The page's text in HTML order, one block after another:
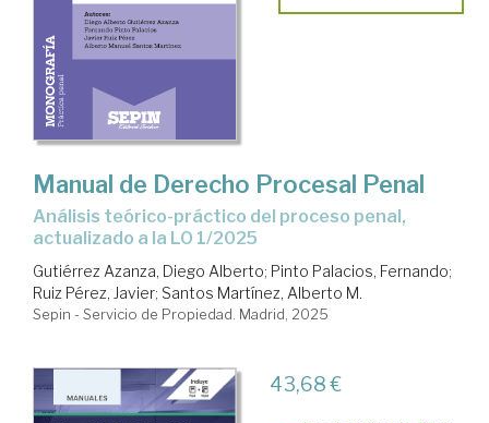
Manual de Derecho Procesal Penal
análisis teórico-práctico del proceso penal,
actualizado a la LO 1/2025
Gutiérrez Azanza, Diego Alberto; Pinto Palacios, Fernando;
Ruiz Pérez, Javier; Santos Martínez, Alberto M.
Sepin - Servicio de Propiedad. Madrid, 2025
43,68 €